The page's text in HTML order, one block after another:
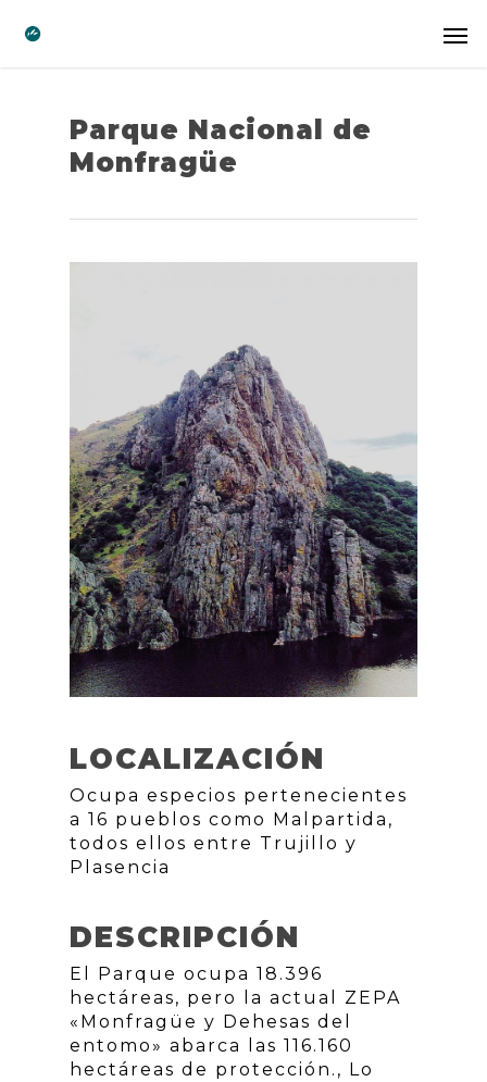
Parque Nacional de
Monfragüe
LOCALIZACIÓN
Ocupa especios pertenecientes
a 16 pueblos como Malpartida,
todos ellos entre Trujillo y
Plasencia
DESCRIPCIÓN
El Parque ocupa 18.396
hectáreas, pero la actual ZEPA
«Monfragüe y Dehesas del
entomo» abarca las 116.160
hectáreas de protección., Lo